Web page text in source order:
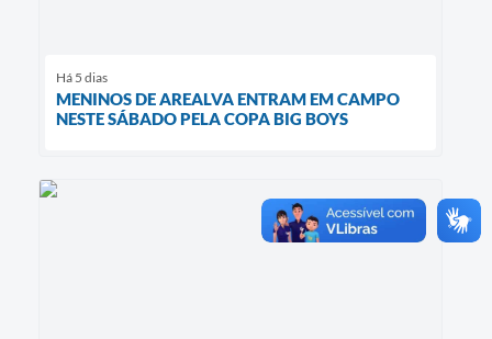
Há 5 dias
MENINOS DE AREALVA ENTRAM EM CAMPO
NESTE SÁBADO PELA COPA BIG BOYS